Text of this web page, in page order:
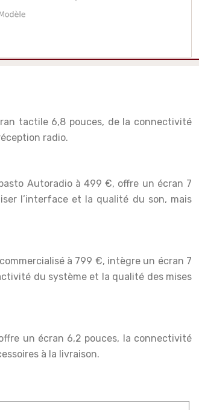
tactile 6,8 pouces, de la connectivité
radio.
Autoradio à 499 €, offre un écran 7
l’interface et la qualité du son, mais
à 799 €, intègre un écran 7
du système et la qualité des mises
un écran 6,2 pouces, la connectivité
à la livraison.